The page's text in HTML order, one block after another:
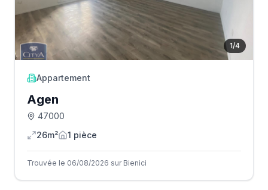
1/4
Appartement
Agen
47000
26m²
1 pièce
Trouvée le 06/08/2026 sur Bienici